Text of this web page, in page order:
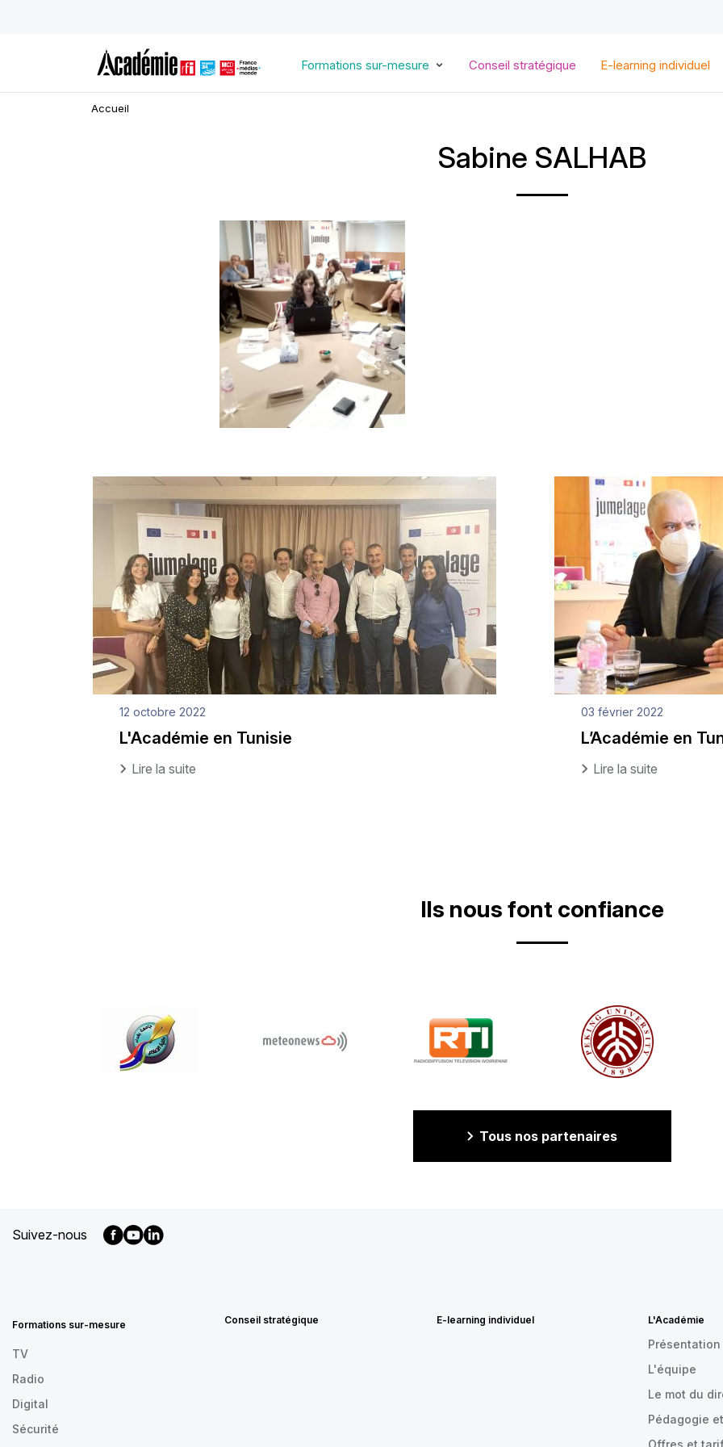
principal
Formations sur-mesure Conseil stratégique E-learning individuel
Accueil
Sabine SALHAB
Image
d'illustration
12 octobre 2022
L'Académie en Tunisie
Lire la suite
03 février 2022
L’Académie en
Lire la suite
Ils nous font confiance
Tous nos partenaires
Suivez-nous
FR
Formations sur-mesure
TV
Radio
Digital
Sécurité
Conseil stratégique E-learning individuel L'Académie
Présentation
L'équipe
Le mot du
Pédagogie
Offres et